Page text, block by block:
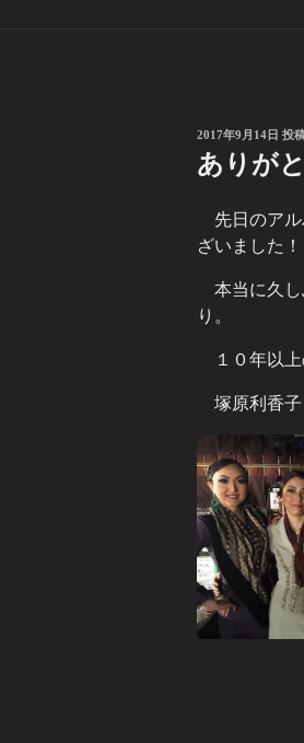
投
稿
日:
2017年9月14日 投
ありが
先日のア
ざいました！
本当に久
り。
１０年以
塚原利香子